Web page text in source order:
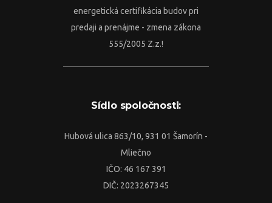
energetická certifikácia budov pri
predaji a prenájme - zmena zákona
555/2005 Z.z.!
Sídlo spoločnosti:
Hubová ulica 863/10, 931 01 Šamorín -
Mliečno
IČO: 46 167 391
DIČ: 2023267345